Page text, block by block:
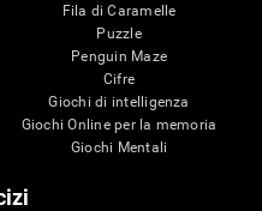
Fila di Caramelle
Puzzle
Penguin Maze
Cifre
Giochi di intelligenza
Giochi Online per la memoria
Giochi Mentali